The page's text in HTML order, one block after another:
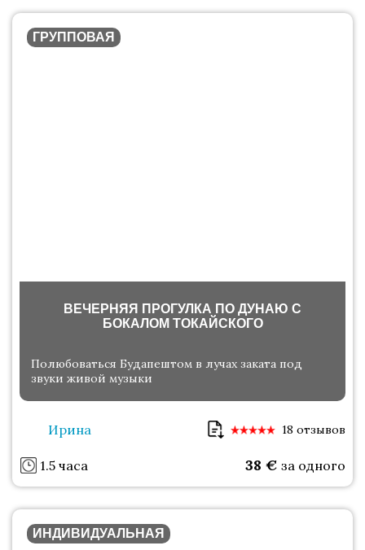
ГРУППОВАЯ
ВЕЧЕРНЯЯ ПРОГУЛКА ПО ДУНАЮ С
БОКАЛОМ ТОКАЙСКОГО
Полюбоваться Будапештом в лучах заката под
звуки живой музыки
Ирина 18 отзывов
1.5 часа 38 € за одного
ИНДИВИДУАЛЬНАЯ